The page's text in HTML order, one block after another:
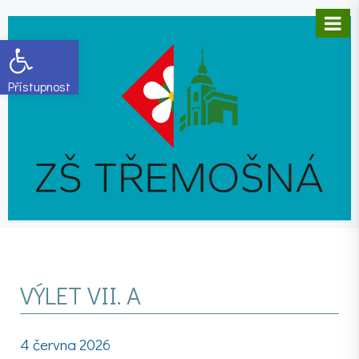
Open toolbar
VÝLET VII. A
4 června 2026